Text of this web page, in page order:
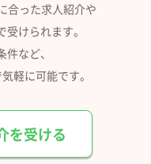
合った求人紹介や
けられます。
など、
軽に可能です。
を受ける